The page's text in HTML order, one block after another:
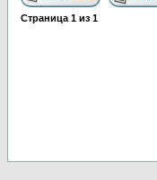
Страница 1 из 1